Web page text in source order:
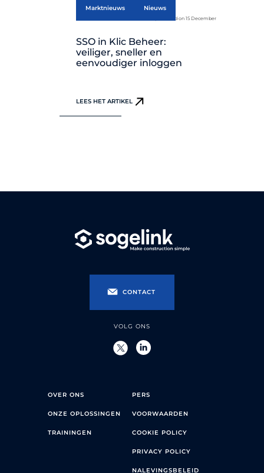
Marktnieuws Nieuws
published on 15 December
SSO in Klic Beheer:
veiliger, sneller en
eenvoudiger inloggen
LEES HET ARTIKEL
CONTACT
VOLG ONS
OVER ONS
ONZE OPLOSSINGEN
TRAININGEN
PERS
VOORWAARDEN
COOKIE POLICY
PRIVACY POLICY
NALEVINGSBELEID